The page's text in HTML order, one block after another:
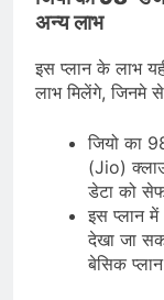
अन्य लाभ
इस प्लान के लाभ
लाभ मिलेंगे, जिनमे
जियो का
(Jio)
डेटा को
इस प्लान में
देखा जा
बेसिक